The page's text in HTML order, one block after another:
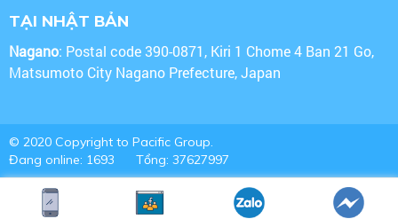
TẠI NHẬT BẢN
Nagano: Postal code 390-0871, Kiri 1 Chome 4 Ban 21 Go,
Matsumoto City Nagano Prefecture, Japan
© 2020 Copyright to Pacific Group.
Đang online: 1693
Tổng: 37627997